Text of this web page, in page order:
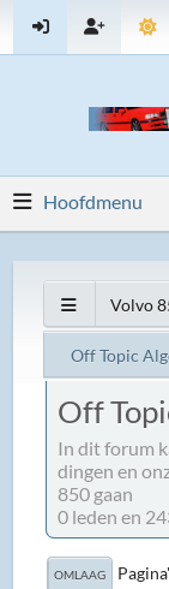
Hoofdmenu
Volvo
Off Topic
Off
In dit forum
dingen en
850 gaan
0 leden en
OMLAAG